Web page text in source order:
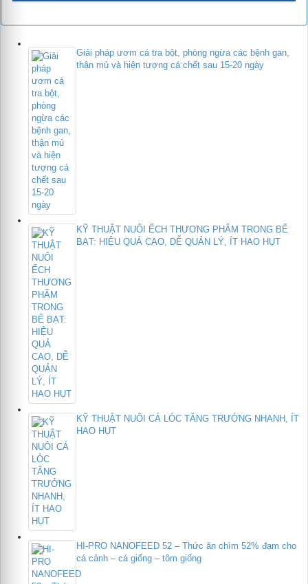
Giải pháp ươm cá tra bột, phòng ngừa các bệnh gan,
thận mủ và hiện tượng cá chết sau 15-20 ngày
KỸ THUẬT NUÔI ẾCH THƯƠNG PHẨM TRONG BỂ
BẠT: HIỆU QUẢ CAO, DỄ QUẢN LÝ, ÍT HAO HỤT
KỸ THUẬT NUÔI CÁ LÓC TĂNG TRƯỞNG NHANH, ÍT
HAO HỤT
HI-PRO NANOFEED 52 – Thức ăn chìm 52% đạm cho
cá cảnh – cá giống – tôm giống